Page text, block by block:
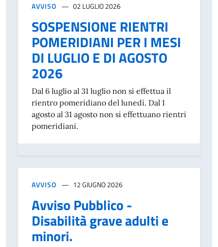
AVVISO 02 LUGLIO 2026
SOSPENSIONE RIENTRI
POMERIDIANI PER I MESI
DI LUGLIO E DI AGOSTO
2026
Dal 6 luglio al 31 luglio non si effettua il
rientro pomeridiano del lunedì. Dal 1
agosto al 31 agosto non si effettuano rientri
pomeridiani.
AVVISO 12 GIUGNO 2026
Avviso Pubblico -
Disabilità grave adulti e
minori.